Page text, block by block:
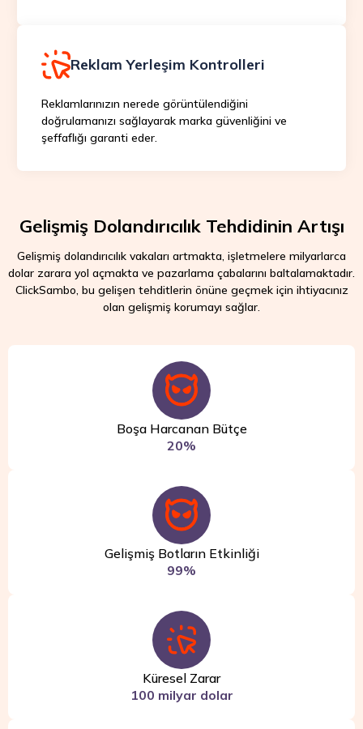
Reklam Yerleşim Kontrolleri
Reklamlarınızın nerede görüntülendiğini
doğrulamanızı sağlayarak marka güvenliğini ve
şeffaflığı garanti eder.
Gelişmiş Dolandırıcılık Tehdidinin Artışı
Gelişmiş dolandırıcılık vakaları artmakta, işletmelere milyarlarca
dolar zarara yol açmakta ve pazarlama çabalarını baltalamaktadır.
ClickSambo, bu gelişen tehditlerin önüne geçmek için ihtiyacınız
olan gelişmiş korumayı sağlar.
Boşa Harcanan Bütçe
20%
Gelişmiş Botların Etkinliği
99%
Küresel Zarar
100 milyar dolar